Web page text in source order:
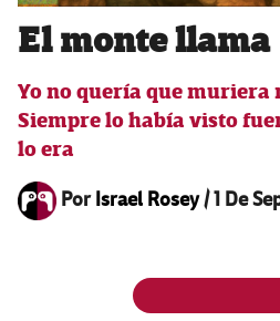
El monte llama
Yo no quería que muriera
Siempre lo había visto
lo era
PorIsrael Rosey/1 De